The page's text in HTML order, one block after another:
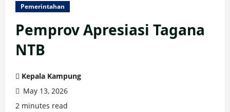
Pemerintahan
Pemprov Apresiasi Tagana
NTB
Kepala Kampung
May 13, 2026
2 minutes read